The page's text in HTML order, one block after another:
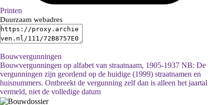
Printen
Duurzaam webadres
Bouwvergunningen
Bouwvergunningen op alfabet van straatnaam, 1905-1937 NB: De
vergunningen zijn geordend op de huidige (1999) straatnamen en
huisnummers. Ontbreekt de vergunning zelf dan is alleen het jaartal
vermeld, niet de volledige datum